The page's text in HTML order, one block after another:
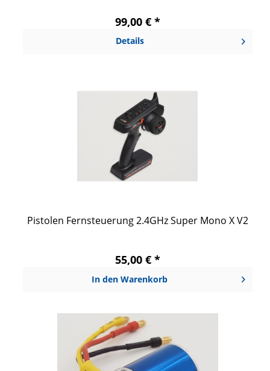
99,00 € *
Details
Pistolen Fernsteuerung 2.4GHz Super Mono X V2
55,00 € *
In den Warenkorb